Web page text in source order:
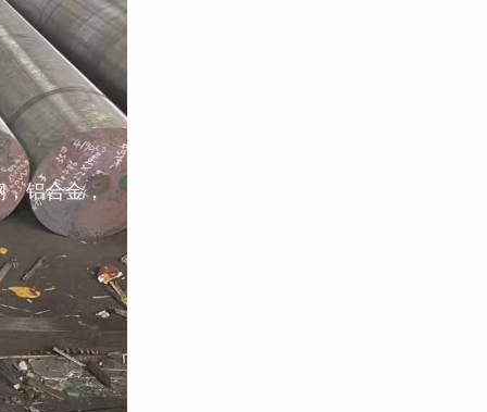
铝合金，